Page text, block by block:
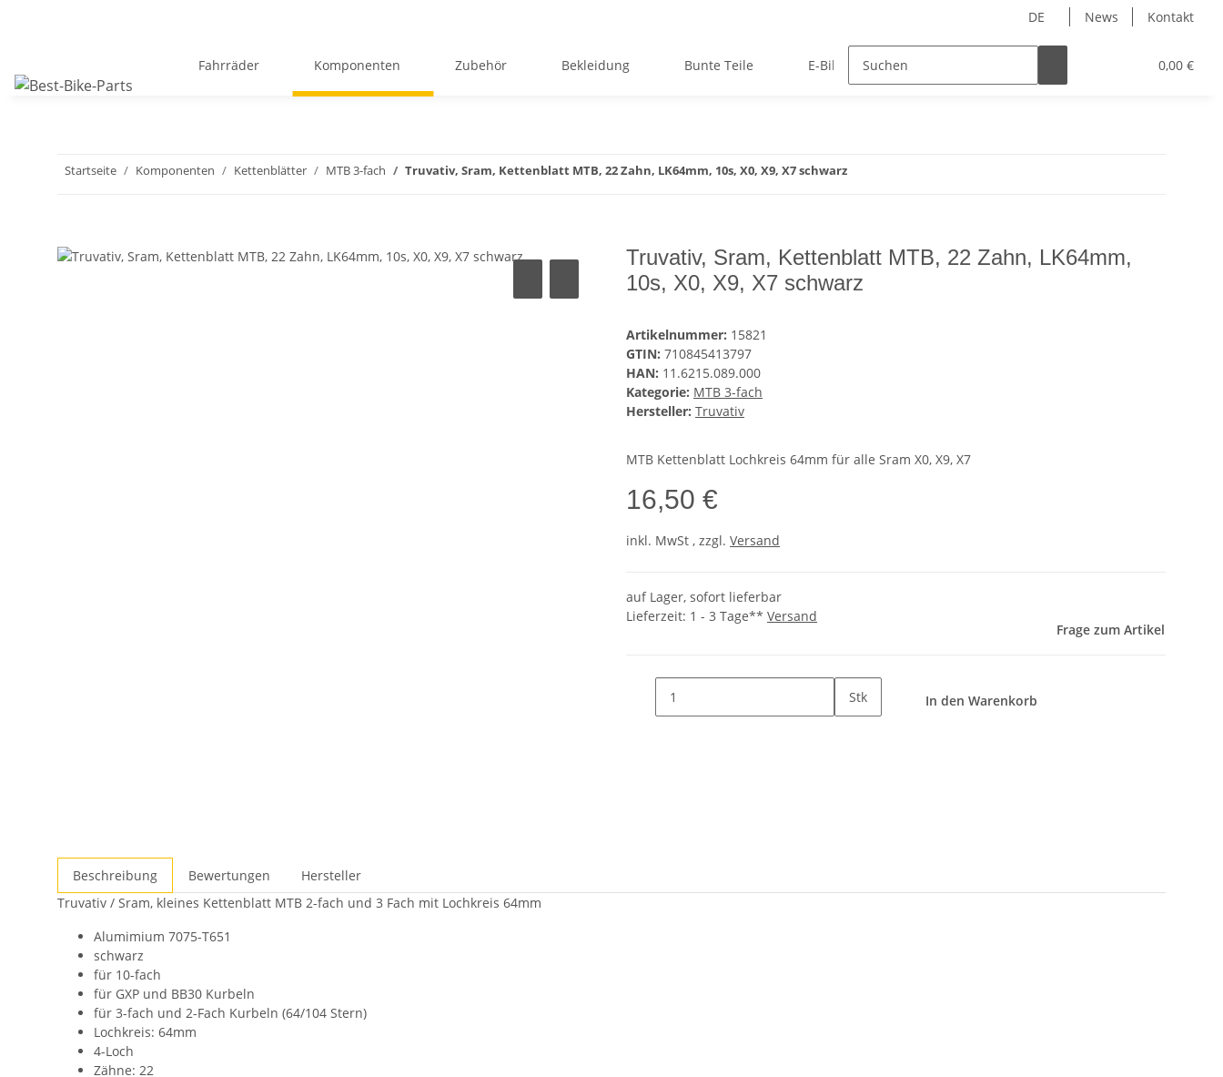
DE News Kontakt
0,00 €
Fahrräder Komponenten Zubehör Bekleidung Bunte Teile E-Bike Teile
Startseite Komponenten Kettenblätter MTB 3-fach Truvativ, Sram, Kettenblatt MTB, 22 Zahn, LK64mm, 10s, X0, X9, X7 schwarz
Truvativ, Sram, Kettenblatt MTB, 22 Zahn, LK64mm,
10s, X0, X9, X7 schwarz
Artikelnummer: 15821
GTIN: 710845413797
HAN: 11.6215.089.000
Kategorie: MTB 3-fach
Hersteller: Truvativ
MTB Kettenblatt Lochkreis 64mm für alle Sram X0, X9, X7
16,50 €
inkl. MwSt , zzgl. Versand
auf Lager, sofort lieferbar
Lieferzeit: 1 - 3 Tage** Versand
Frage zum Artikel
Stk In den Warenkorb
Beschreibung Bewertungen
Hersteller
Truvativ / Sram, kleines Kettenblatt MTB 2-fach und 3 Fach mit Lochkreis 64mm
Alumimium 7075-T651
schwarz
für 10-fach
für GXP und BB30 Kurbeln
für 3-fach und 2-Fach Kurbeln (64/104 Stern)
Lochkreis: 64mm
4-Loch
Zähne: 22